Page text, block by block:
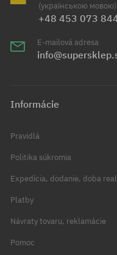
(українською мовою)
+48 453 073
E-mailová adresa
Informácie
Pravidlá
Politika súkromia
Expedícia, dodanie, doba
Platby
Návraty tovaru, reklamácie
Pomoc